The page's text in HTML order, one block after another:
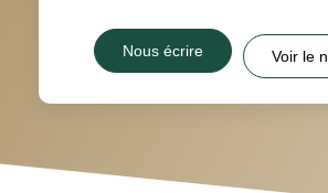
Nous écrire Voir le